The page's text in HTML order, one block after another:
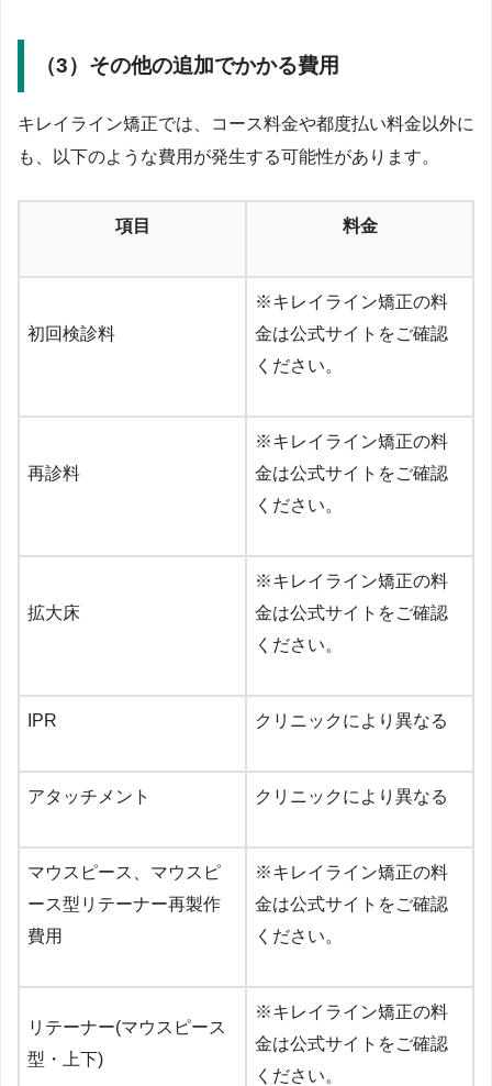
（3）その他の追加でかかる費用
キレイライン矯正では、コース料金や都度払い料金以外に
も、以下のような費用が発生する可能性があります。
項目 料金
初回検診料
※キレイライン矯正の料
金は公式サイトをご確認
ください。
再診料
※キレイライン矯正の料
金は公式サイトをご確認
ください。
拡大床
※キレイライン矯正の料
金は公式サイトをご確認
ください。
IPR クリニックにより異なる
アタッチメント クリニックにより異なる
マウスピース、マウスピ
ース型リテーナー再製作
費用
※キレイライン矯正の料
金は公式サイトをご確認
ください。
リテーナー(マウスピース
型・上下)
※キレイライン矯正の料
金は公式サイトをご確認
ください。